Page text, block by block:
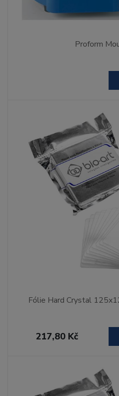
Proform
Fólie Hard Crystal
217,80 Kč